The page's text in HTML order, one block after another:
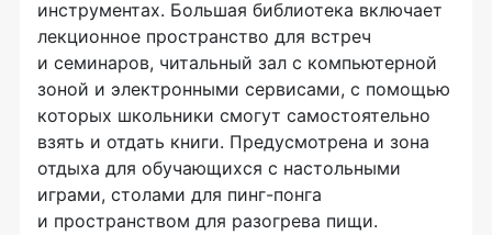
инструментах. Большая библиотека включает
лекционное пространство для встреч
и семинаров, читальный зал с компьютерной
зоной и электронными сервисами, с помощью
которых школьники смогут самостоятельно
взять и отдать книги. Предусмотрена и зона
отдыха для обучающихся с настольными
играми, столами для пинг-понга
и пространством для разогрева пищи.